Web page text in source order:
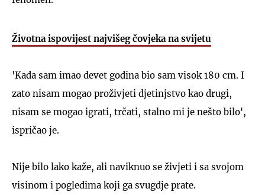
Životna ispovijest najvišeg čovjeka na svijetu
'Kada sam imao devet godina bio sam visok 180 cm. I
zato nisam mogao proživjeti djetinjstvo kao drugi,
nisam se mogao igrati, trčati, stalno mi je nešto bilo',
ispričao je.
Nije bilo lako kaže, ali naviknuo se živjeti i sa svojom
visinom i pogledima koji ga svugdje prate.
UKLJUČITE NOTIFIKACIJE